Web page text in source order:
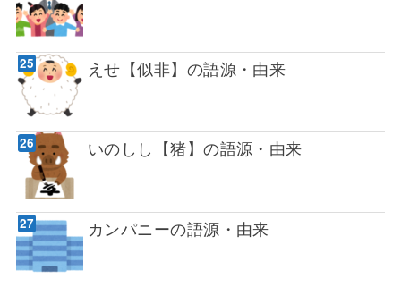
えせ【似非】の語源・由来
いのしし【猪】の語源・由来
カンパニーの語源・由来